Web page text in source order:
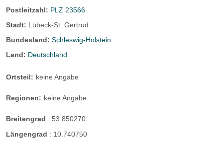
Postleitzahl: PLZ 23566
Stadt: Lübeck-St. Gertrud
Bundesland: Schleswig-Holstein
Land: Deutschland
Ortsteil: keine Angabe
Regionen: keine Angabe
Breitengrad : 53.850270
Längengrad : 10.740750